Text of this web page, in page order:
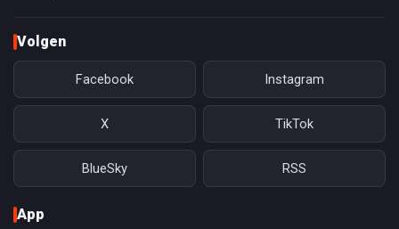
Volgen
Facebook Instagram
X TikTok
BlueSky RSS
App